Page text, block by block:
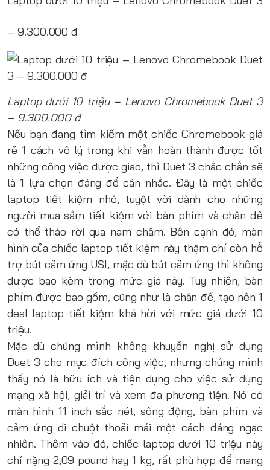
– 9.300.000 đ
Laptop dưới 10 triệu – Lenovo Chromebook Duet 3
– 9.300.000 đ
Nếu bạn đang tìm kiếm một chiếc Chromebook giá
rẻ 1 cách vô lý trong khi vẫn hoàn thành được tốt
những công việc được giao, thì Duet 3 chắc chắn sẽ
là 1 lựa chọn đáng để cân nhắc. Đây là một chiếc
laptop tiết kiệm nhỏ, tuyệt vời dành cho những
người mua sắm tiết kiệm với bàn phím và chân đế
có thể tháo rời qua nam châm. Bên cạnh đó, màn
hình của chiếc laptop tiết kiệm này thậm chí còn hỗ
trợ bút cảm ứng USI, mặc dù bút cảm ứng thì không
được bao kèm trong mức giá này. Tuy nhiên, bàn
phím được bao gồm, cũng như là chân đế, tạo nên 1
deal laptop tiết kiệm khá hời với mức giá dưới 10
triệu.
Mặc dù chúng mình không khuyến nghị sử dụng
Duet 3 cho mục đích công việc, nhưng chúng mình
thấy nó là hữu ích và tiện dụng cho việc sử dụng
mạng xã hội, giải trí và xem đa phương tiện. Nó có
màn hình 11 inch sắc nét, sống động, bàn phím và
cảm ứng di chuột thoải mái một cách đáng ngạc
nhiên. Thêm vào đó, chiếc laptop dưới 10 triệu này
chỉ nặng 2,09 pound hay 1 kg, rất phù hợp để mang